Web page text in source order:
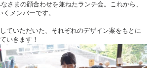
さまの顔合わせを兼ねたランチ会。これから、
メンバーです。
ていただいた、それぞれのデザイン案をもとに
いきます！